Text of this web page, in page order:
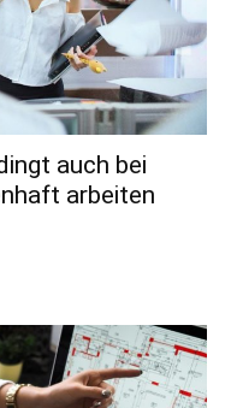
auch bei
arbeiten